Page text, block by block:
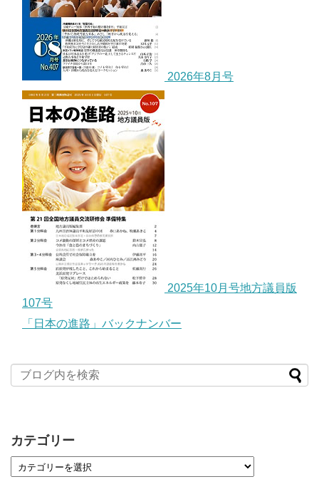
2026年8月号
2025年10月号地方議員版
107号
「日本の進路」バックナンバー
カテゴリー